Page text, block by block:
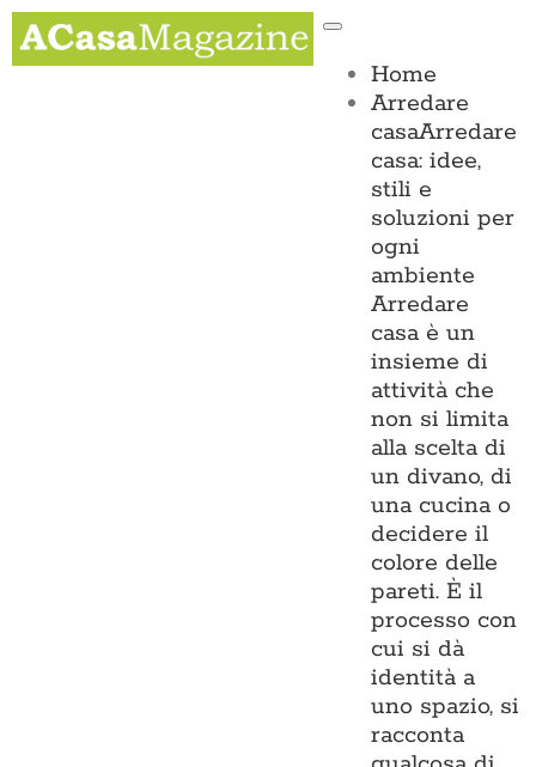
Salta
contenuto
Toggle
Home
Arredare
casaArredare
casa: idee,
stili e
soluzioni per
ogni
ambiente
Arredare
casa è un
insieme di
attività che
non si limita
alla scelta di
un divano, di
una cucina o
decidere il
colore delle
pareti. È il
processo con
cui si dà
identità a
uno spazio, si
racconta